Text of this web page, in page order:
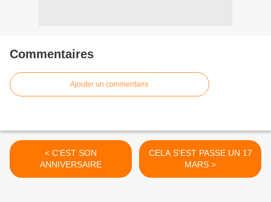
Commentaires
Ajouter un commentaire
< C'EST SON
ANNIVERSAIRE
CELA S'EST PASSE UN 17
MARS >